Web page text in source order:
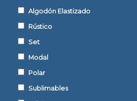
Algodón Elastizado
Rústico
Set
Modal
Polar
Sublimables